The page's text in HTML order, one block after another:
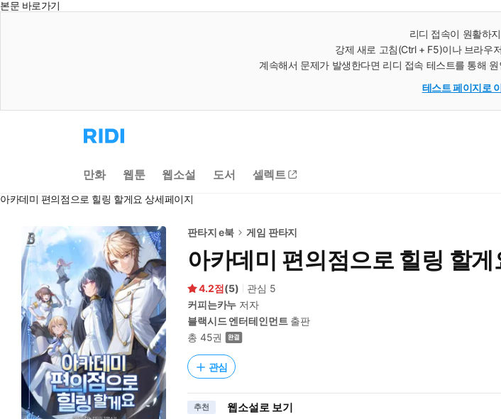
본문 바로가기
리디 접속이 원활하
강제 새로 고침(Ctrl + F5)이나 브라우
계속해서 문제가 발생한다면 리디 접속 테스트를 통해
테스트 페이지로
리
디
으
로
동
만화 웹툰 웹소설 도서 셀렉트
아카데미 편의점으로 힐링 할게요 상세페이지
판타지 e북 게임 판타지
아카데미 편의점으로 힐링 할게
4.2 (5) 관심 5
커피는카누 저자
블랙시드 엔터테인먼트 출판
총 45권
관심
추천 웹소설로 보기